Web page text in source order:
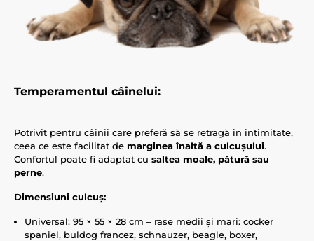
Temperamentul câinelui:
Potrivit pentru câinii care preferă să se retragă în intimitate,
ceea ce este facilitat de marginea înaltă a culcușului.
Confortul poate fi adaptat cu saltea moale, pătură sau
perne.
Dimensiuni culcuș:
Universal: 95 × 55 × 28 cm – rase medii și mari: cocker
spaniel, buldog francez, schnauzer, beagle, boxer,